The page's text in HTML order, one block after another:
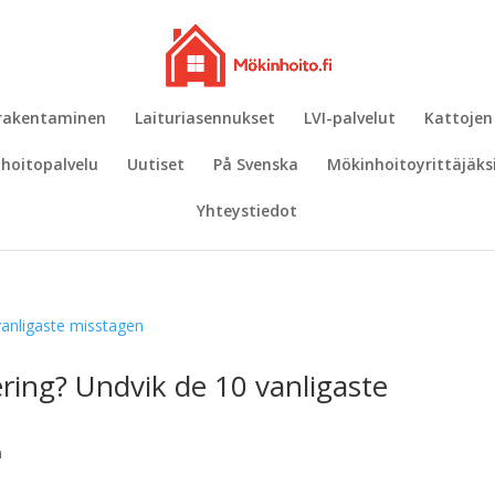
Laituriasennukset LVI-palvelut
Uutiset På Svenska
Yhteystiedot
Undvik de 10 vanligaste